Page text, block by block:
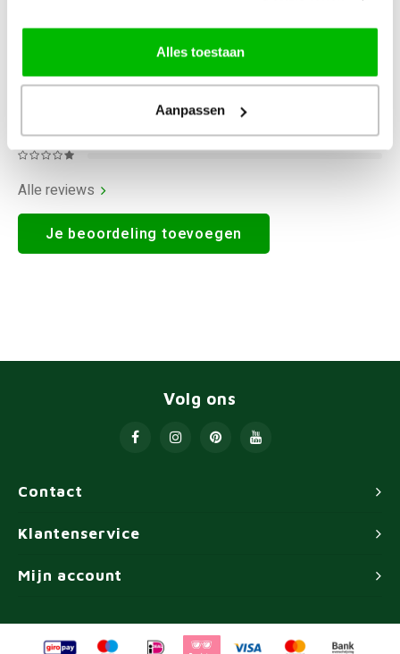
Alles toestaan
Aanpassen
Alle reviews
Je beoordeling toevoegen
Contact
Volg ons
Klantenservice
Mijn account